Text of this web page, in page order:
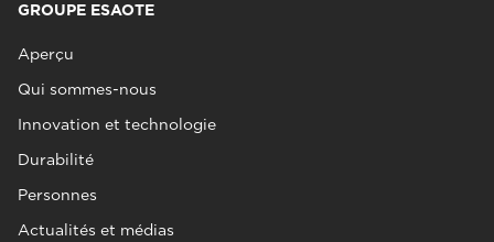
GROUPE ESAOTE
Aperçu
Qui sommes-nous
Innovation et technologie
Durabilité
Personnes
Actualités et médias